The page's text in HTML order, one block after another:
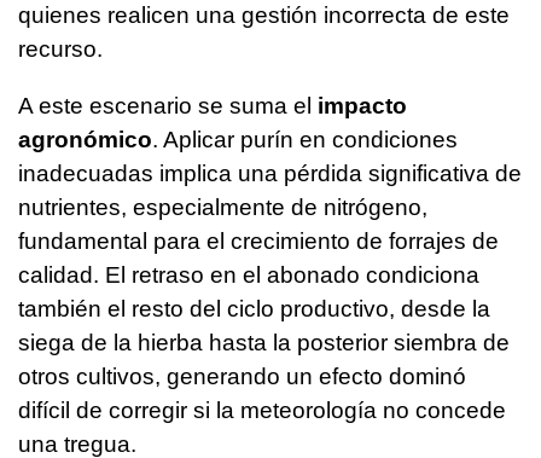
quienes realicen una gestión incorrecta de este
recurso.
A este escenario se suma el impacto
agronómico. Aplicar purín en condiciones
inadecuadas implica una pérdida significativa de
nutrientes, especialmente de nitrógeno,
fundamental para el crecimiento de forrajes de
calidad. El retraso en el abonado condiciona
también el resto del ciclo productivo, desde la
siega de la hierba hasta la posterior siembra de
otros cultivos, generando un efecto dominó
difícil de corregir si la meteorología no concede
una tregua.